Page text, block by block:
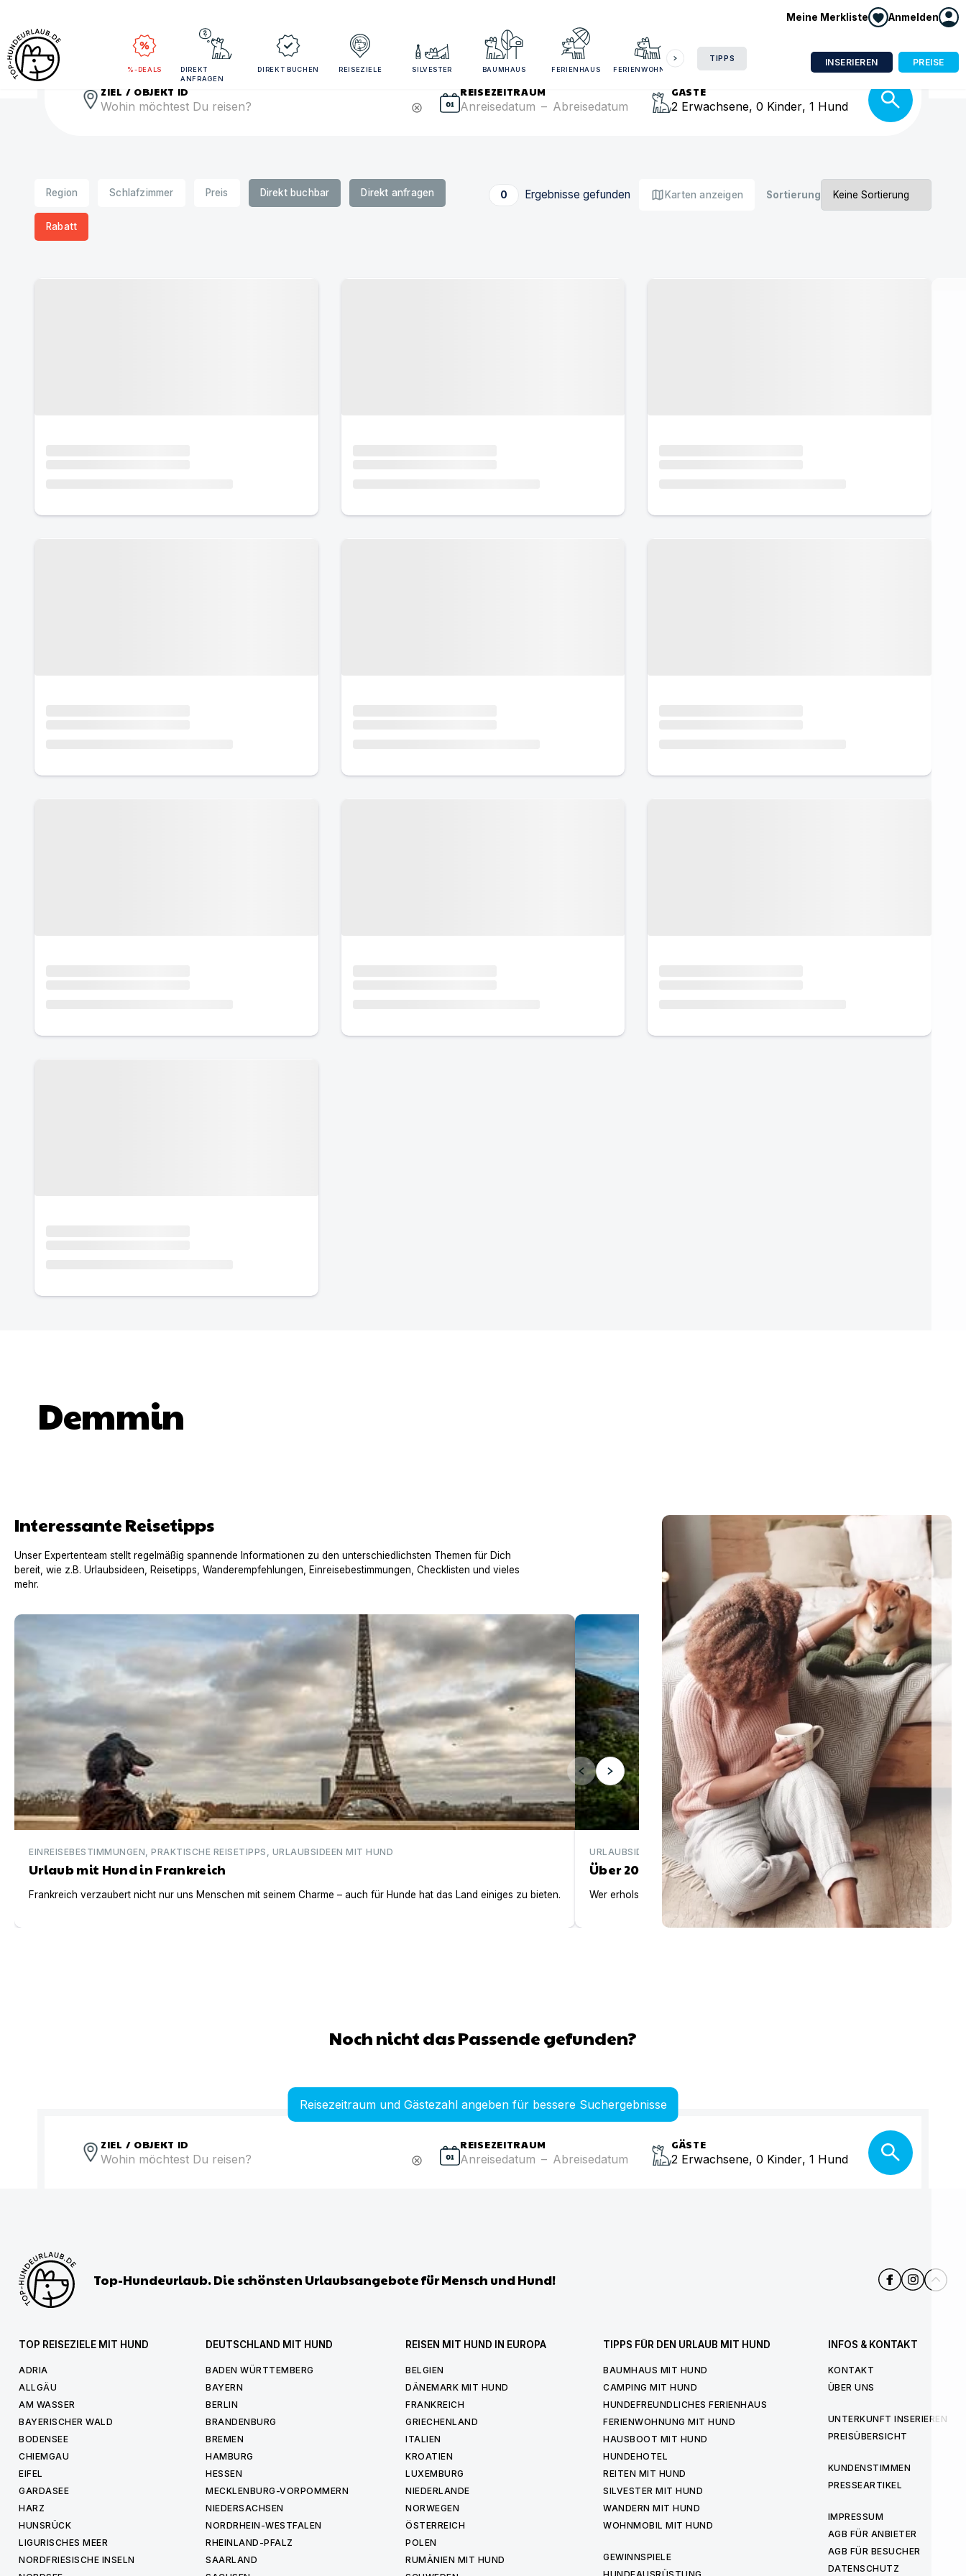
Meine Merkliste Anmelden
%-DEALS
DIREKT
ANFRAGEN
DIREKT BUCHEN REISEZIELE SILVESTER BAUMHAUS FERIENHAUS FERIENWOHNUNG
TIPPS INSERIEREN PREISE
Reisezeitraum und Gästezahl angeben für bessere Suchergebnisse
ZIEL / OBJEKT ID
cancel
REISEZEITRAUM
Anreisedatum – Abreisedatum
GÄSTE
2 Erwachsene, 0 Kinder, 1 Hund
Demmin
Interessante Reisetipps
Unser Expertenteam stellt regelmäßig spannende Informationen zu den unterschiedlichsten Themen für Dich
bereit, wie z.B. Urlaubsideen, Reisetipps, Wanderempfehlungen, Einreisebestimmungen, Checklisten und vieles
mehr.
Urlaub mit Hund in Frankreich
EINREISEBESTIMMUNGEN, PRAKTISCHE REISETIPPS, URLAUBSIDEEN MIT HUND
Urlaub mit Hund in Frankreich
Frankreich verzaubert nicht nur uns Menschen mit seinem Charme – auch für Hunde hat das Land einiges zu bieten.
Über 200 eingezäunte Ferienhäuser: Für den perfekten Urlaub mit
URLAUBSIDEEN MIT HUND
Über 200 eingezäunte Ferienhäuser: Für den perfekten
Wer erholsame Urlaubstage mit Hund plant, findet auf top-hundeurlaub.de eine
Region Schlafzimmer Preis Direkt buchbar Direkt anfragen
Rabatt
0 Ergebnisse gefunden mapKarten anzeigen Sortierung
Noch nicht das Passende gefunden?
Reisezeitraum und Gästezahl angeben für bessere Suchergebnisse
ZIEL / OBJEKT ID
cancel
REISEZEITRAUM
Anreisedatum – Abreisedatum
GÄSTE
2 Erwachsene, 0 Kinder, 1 Hund
Top-Hundeurlaub. Die schönsten Urlaubsangebote für Mensch und Hund!
TOP REISEZIELE MIT HUND
ADRIA
ALLGÄU
AM WASSER
BAYERISCHER WALD
BODENSEE
CHIEMGAU
EIFEL
GARDASEE
HARZ
HUNSRÜCK
LIGURISCHES MEER
NORDFRIESISCHE INSELN
DEUTSCHLAND MIT HUND
BADEN WÜRTTEMBERG
BAYERN
BERLIN
BRANDENBURG
BREMEN
HAMBURG
HESSEN
MECKLENBURG-VORPOMMERN
NIEDERSACHSEN
NORDRHEIN-WESTFALEN
RHEINLAND-PFALZ
SAARLAND
REISEN MIT HUND IN EUROPA
BELGIEN
DÄNEMARK MIT HUND
FRANKREICH
GRIECHENLAND
ITALIEN
KROATIEN
LUXEMBURG
NIEDERLANDE
NORWEGEN
ÖSTERREICH
POLEN
RUMÄNIEN MIT HUND
TIPPS FÜR DEN URLAUB MIT HUND
BAUMHAUS MIT HUND
CAMPING MIT HUND
HUNDEFREUNDLICHES FERIENHAUS
FERIENWOHNUNG MIT HUND
HAUSBOOT MIT HUND
HUNDEHOTEL
REITEN MIT HUND
SILVESTER MIT HUND
WANDERN MIT HUND
WOHNMOBIL MIT HUND
GEWINNSPIELE
INFOS & KONTAKT
KONTAKT
ÜBER UNS
UNTERKUNFT INSERIEREN
PREISÜBERSICHT
KUNDENSTIMMEN
PRESSEARTIKEL
IMPRESSUM
AGB FÜR ANBIETER
AGB FÜR BESUCHER
DATENSCHUTZ